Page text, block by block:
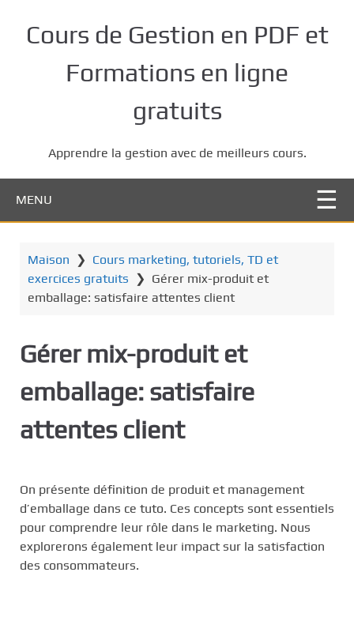
o
Cours de Gestion en PDF et
Formations en ligne
gratuits
Apprendre la gestion avec de meilleurs cours.
MENU
Maison ❯ Cours marketing, tutoriels, TD et
exercices gratuits ❯ Gérer mix-produit et
emballage: satisfaire attentes client
Gérer mix-produit et
emballage: satisfaire
attentes client
On présente définition de produit et management
d’emballage dans ce tuto. Ces concepts sont essentiels
pour comprendre leur rôle dans le marketing. Nous
explorerons également leur impact sur la satisfaction
des consommateurs.